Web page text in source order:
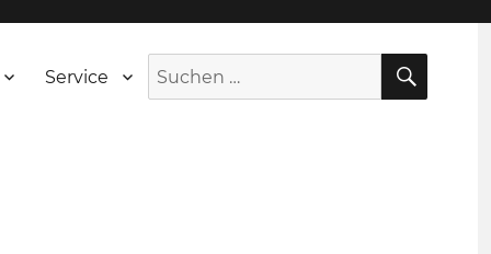
Service
Suche
nach: